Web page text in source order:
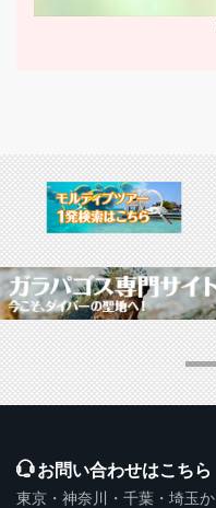
お問い合わせはこちら
東京・神奈川・千葉・埼玉か